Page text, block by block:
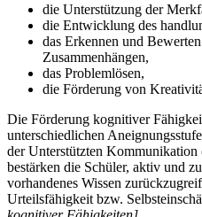
die Unterstützung der
die Entwicklung des
das Erkennen und
Zusammenhängen,
das Problemlösen,
die Förderung von
Die Förderung kognitiver
unterschiedlichen
der Unterstützten
bestärken die Schüler, aktiv und
vorhandenes Wissen
Urteilsfähigkeit bzw.